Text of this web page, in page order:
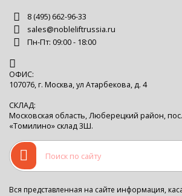
8 (495) 662-96-33
sales@nobleliftrussia.ru
Пн-Пт: 09:00 - 18:00
ОФИС:
107076, г. Москва, ул Атарбекова, д. 4
СКЛАД:
Московская область, Люберецкий район,
«Томилино» склад 3Ш.
Вся представленная на сайте информация,